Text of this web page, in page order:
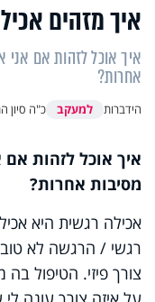
איך מזהים
איך אוכל לזהות אם אני
אחרות?
הידברות למעקב כ"ה סיון
איך אוכל לזהות
מסיבות אחרות?
אכילה רגשית היא
רגשי / הרגשה לא
צורך פיזי. הטיפול